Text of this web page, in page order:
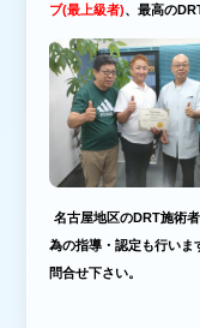
ブ(最上級者)、 最高の
名古屋地区のDRT施術
為の指導・認定も行いま
問合せ下さい。